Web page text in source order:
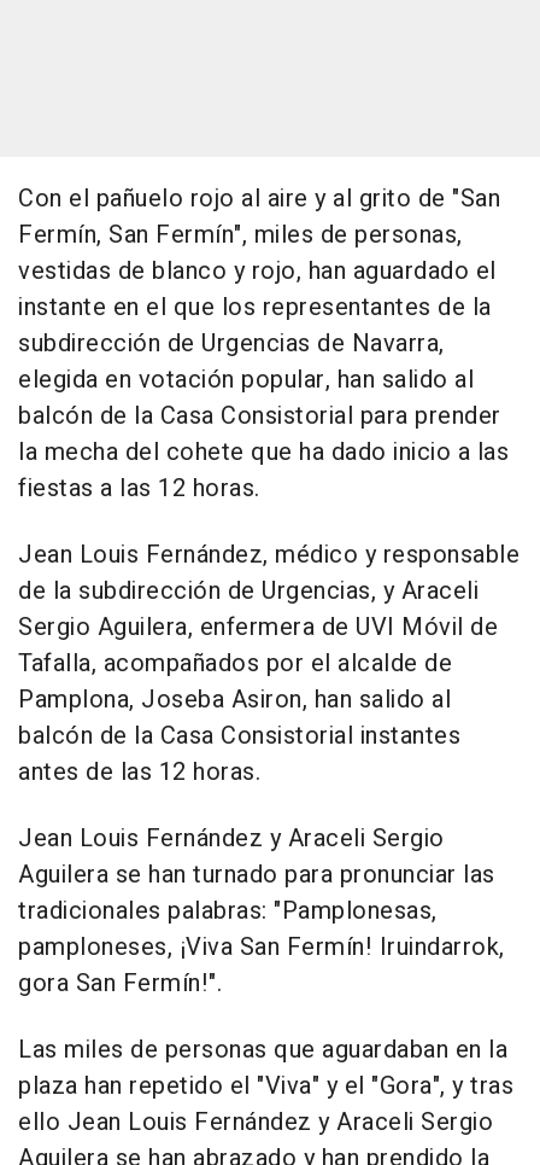
Con el pañuelo rojo al aire y al grito de "San
Fermín, San Fermín", miles de personas,
vestidas de blanco y rojo, han aguardado el
instante en el que los representantes de la
subdirección de Urgencias de Navarra,
elegida en votación popular, han salido al
balcón de la Casa Consistorial para prender
la mecha del cohete que ha dado inicio a las
fiestas a las 12 horas.
Jean Louis Fernández, médico y responsable
de la subdirección de Urgencias, y Araceli
Sergio Aguilera, enfermera de UVI Móvil de
Tafalla, acompañados por el alcalde de
Pamplona, Joseba Asiron, han salido al
balcón de la Casa Consistorial instantes
antes de las 12 horas.
Jean Louis Fernández y Araceli Sergio
Aguilera se han turnado para pronunciar las
tradicionales palabras: "Pamplonesas,
pamploneses, ¡Viva San Fermín! Iruindarrok,
gora San Fermín!".
Las miles de personas que aguardaban en la
plaza han repetido el "Viva" y el "Gora", y tras
ello Jean Louis Fernández y Araceli Sergio